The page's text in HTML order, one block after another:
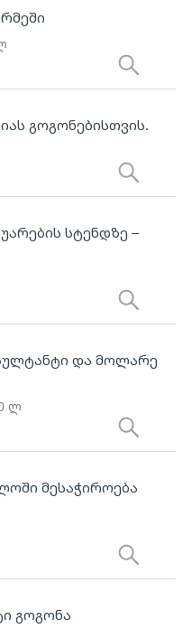
გოგონებისთვის.
სტენდზე –
და მოლარე
ლ
მესაჭიროება
გოგონა